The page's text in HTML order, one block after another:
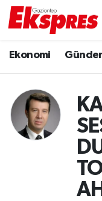
Ekonomi
Ekonomi
Gaziantep
Genel
Trafik Durumu
Puan Durumu
Tüm
Son Dakika